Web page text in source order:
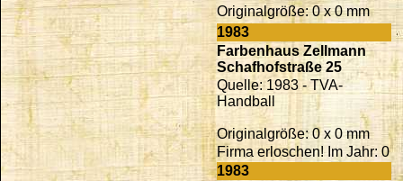
Originalgröße: 0 x 0 mm
1983
Farbenhaus Zellmann
Schafhofstraße 25
Quelle: 1983 - TVA-
Handball
Originalgröße: 0 x 0 mm
Firma erloschen! Im Jahr: 0
1983